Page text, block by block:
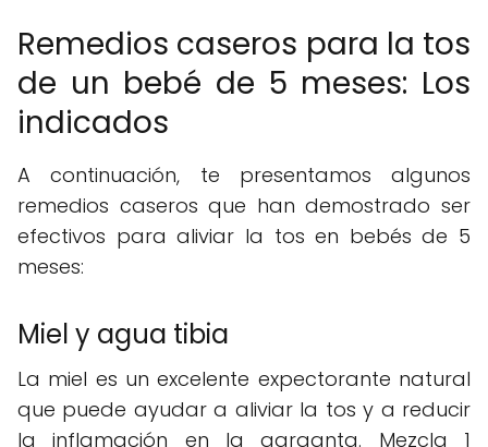
Remedios caseros para la tos
de un bebé de 5 meses: Los
indicados
A continuación, te presentamos algunos
remedios caseros que han demostrado ser
efectivos para aliviar la tos en bebés de 5
meses:
Miel y agua tibia
La miel es un excelente expectorante natural
que puede ayudar a aliviar la tos y a reducir
la inflamación en la garganta. Mezcla 1